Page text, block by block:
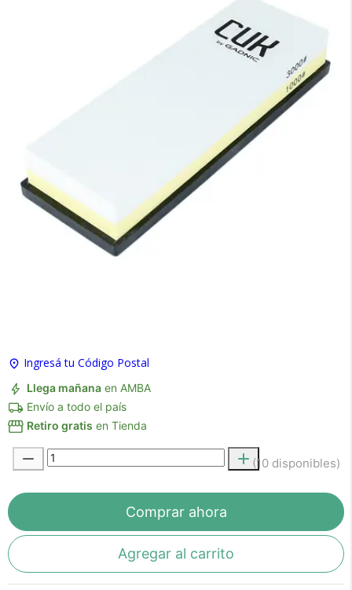
Ingresá tu Código Postal
Llega mañana en AMBA
Envío a todo el país
Retiro gratis en Tienda
(10 disponibles)
Comprar ahora
Agregar al carrito
Medios de Pago
Recibí el producto que esperabas o
te devolvemos tu dinero.
En Bidcom te aseguramos recibir el producto
que esperabas o te devolvemos el 100% de tu
dinero!